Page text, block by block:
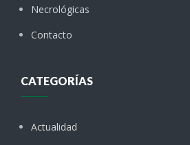
Necrológicas
Contacto
CATEGORÍAS
Actualidad